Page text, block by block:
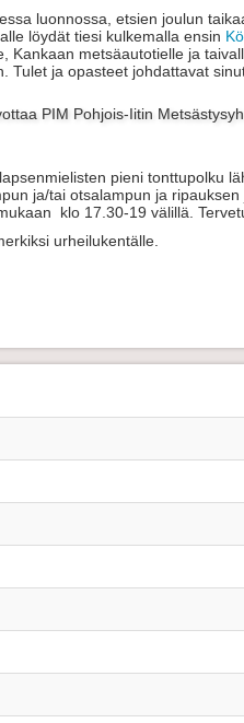
luonnossa, etsien joulun
löydät tiesi kulkemalla ensin
Kankaan metsäautotielle ja
Tulet ja opasteet johdattavat
PIM Pohjois-Iitin
pieni tonttupolku
ja/tai otsalampun ja
klo 17.30-19 välillä.
urheilukentälle.